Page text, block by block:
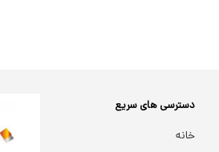
دسترسی های سریع
خانه